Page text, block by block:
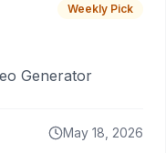
Weekly Pick
Generator
May 18, 2026